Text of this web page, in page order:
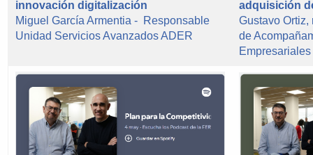
innovación digitalización
Miguel García Armentia - Responsable
Unidad Servicios Avanzados ADER
adquisición
Gustavo
de